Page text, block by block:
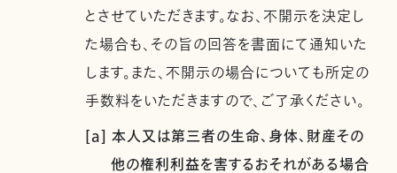
とさせていただきます。なお、不開示を決定し
た場合も、その旨の回答を書面にて通知いた
します。また、不開示の場合についても所定の
手数料をいただきますので、ご了承ください。
[a] 本人又は第三者の生命、身体、財産その
他の権利利益を害するおそれがある場合